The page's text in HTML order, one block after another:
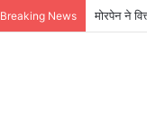
Breaking News